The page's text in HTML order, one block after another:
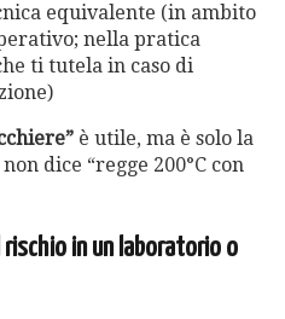
equivalente (in ambito
nella pratica
ti tutela in caso di
è utile, ma è solo la
dice “regge 200°C con
rischio in un laboratorio o